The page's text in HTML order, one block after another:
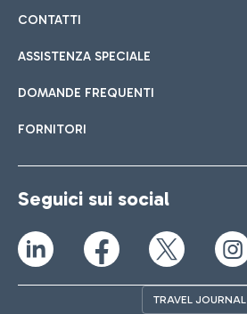
CONTATTI
ASSISTENZA SPECIALE
DOMANDE FREQUENTI
FORNITORI
Seguici sui social
TRAVEL JOURNAL